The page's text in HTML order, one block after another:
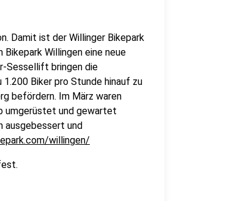
Damit ist der Willinger Bikepark
Willingen eine neue
Sessellift bringen die
Biker pro Stunde hinauf zu
befördern. Im März waren
umgerüstet und gewartet
ausgebessert und
willingen/